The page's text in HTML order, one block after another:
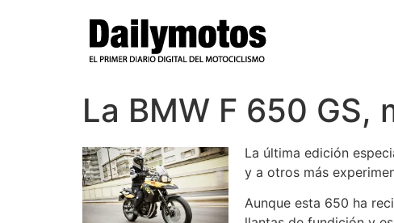
La BMW F 650 GS,
La última edición
y a otros más
Aunque esta 650 ha